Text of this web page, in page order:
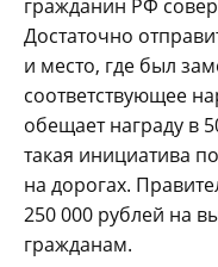
гражданин РФ
Достаточно
и место, где был
соответствующее
обещает награду в
такая инициатива
на дорогах.
250 000 рублей на
гражданам.